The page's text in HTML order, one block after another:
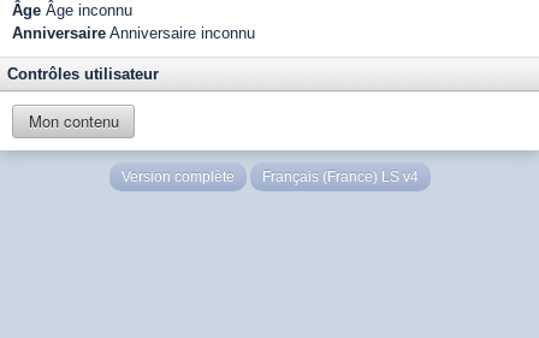
Âge Âge inconnu
Anniversaire Anniversaire inconnu
Contrôles utilisateur
Mon contenu
Version complète Français (France) LS v4